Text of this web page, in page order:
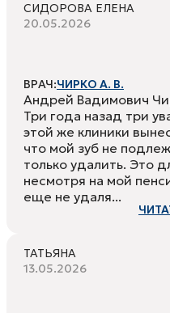
СИДОРОВА ЕЛЕНА
20.05.2026
ВРАЧ:ЧИРКО А. В.
Андрей Вадимович
Три года назад три
этой же клиники
что мой зуб не
только удалить. Это
несмотря на мой
еще не удаля...
ТАТЬЯНА
13.05.2026